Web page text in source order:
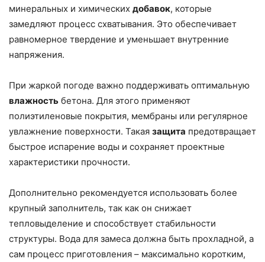
минеральных и химических добавок, которые
замедляют процесс схватывания. Это обеспечивает
равномерное твердение и уменьшает внутренние
напряжения.
При жаркой погоде важно поддерживать оптимальную
влажность бетона. Для этого применяют
полиэтиленовые покрытия, мембраны или регулярное
увлажнение поверхности. Такая защита предотвращает
быстрое испарение воды и сохраняет проектные
характеристики прочности.
Дополнительно рекомендуется использовать более
крупный заполнитель, так как он снижает
тепловыделение и способствует стабильности
структуры. Вода для замеса должна быть прохладной, а
сам процесс приготовления – максимально коротким,